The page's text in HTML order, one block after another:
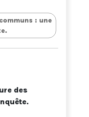
: une
des